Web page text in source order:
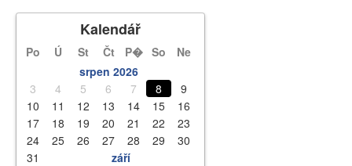
Kalendář
Po Ú St Čt P� So
Ne
srpen 2026
3
4 5 6 7 8
9
10
11 12 13 14 15
16
17
18 19 20 21 22
23
24
25 26 27 28 29
30
31
září